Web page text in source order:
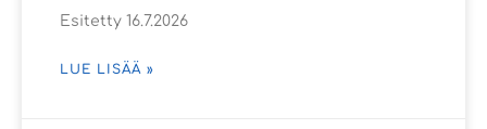
Esitetty 16.7.2026
LUE LISÄÄ »